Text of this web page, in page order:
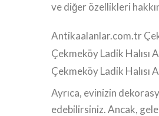
ve diğer özellikleri
Antikaalanlar.com.tr
Çekmeköy Ladik Halısı
Çekmeköy Ladik Halısı
Ayrıca, evinizin
edebilirsiniz. Ancak,